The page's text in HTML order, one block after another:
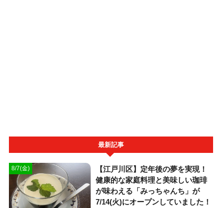
最新記事
8/7(金)
【江戸川区】定年後の夢を実現！
健康的な家庭料理と美味しい珈琲
が味わえる「みっちゃんち」が
7/14(火)にオープンしていました！